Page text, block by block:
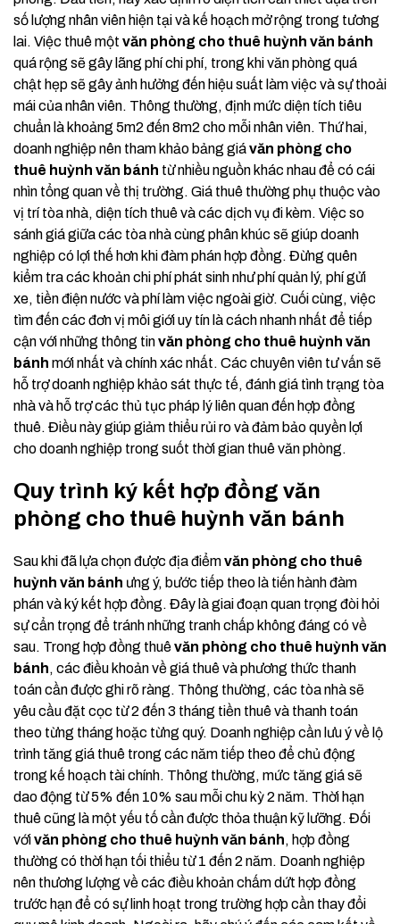
số lượng nhân viên hiện tại và kế hoạch mở rộng trong tương
lai. Việc thuê một văn phòng cho thuê huỳnh văn bánh
quá rộng sẽ gây lãng phí chi phí, trong khi văn phòng quá
chật hẹp sẽ gây ảnh hưởng đến hiệu suất làm việc và sự thoải
mái của nhân viên. Thông thường, định mức diện tích tiêu
chuẩn là khoảng 5m2 đến 8m2 cho mỗi nhân viên. Thứ hai,
doanh nghiệp nên tham khảo bảng giávăn phòng cho
thuê huỳnh văn bánh từ nhiều nguồn khác nhau để có cái
nhìn tổng quan về thị trường. Giá thuê thường phụ thuộc vào
vị trí tòa nhà, diện tích thuê và các dịch vụ đi kèm. Việc so
sánh giá giữa các tòa nhà cùng phân khúc sẽ giúp doanh
nghiệp có lợi thế hơn khi đàm phán hợp đồng. Đừng quên
kiểm tra các khoản chi phí phát sinh như phí quản lý, phí gửi
xe, tiền điện nước và phí làm việc ngoài giờ. Cuối cùng, việc
tìm đến các đơn vị môi giới uy tín là cách nhanh nhất để tiếp
cận với những thông tinvăn phòng cho thuê huỳnh văn
bánh mới nhất và chính xác nhất. Các chuyên viên tư vấn sẽ
hỗ trợ doanh nghiệp khảo sát thực tế, đánh giá tình trạng tòa
nhà và hỗ trợ các thủ tục pháp lý liên quan đến hợp đồng
thuê. Điều này giúp giảm thiểu rủi ro và đảm bảo quyền lợi
cho doanh nghiệp trong suốt thời gian thuê văn phòng.
Quy trình ký kết hợp đồng văn
phòng cho thuê huỳnh văn bánh
Sau khi đã lựa chọn được địa điểmvăn phòng cho thuê
huỳnh văn bánh ưng ý, bước tiếp theo là tiến hành đàm
phán và ký kết hợp đồng. Đây là giai đoạn quan trọng đòi hỏi
sự cẩn trọng để tránh những tranh chấp không đáng có về
sau. Trong hợp đồng thuêvăn phòng cho thuê huỳnh văn
bánh, các điều khoản về giá thuê và phương thức thanh
toán cần được ghi rõ ràng. Thông thường, các tòa nhà sẽ
yêu cầu đặt cọc từ 2 đến 3 tháng tiền thuê và thanh toán
theo từng tháng hoặc từng quý. Doanh nghiệp cần lưu ý về lộ
trình tăng giá thuê trong các năm tiếp theo để chủ động
trong kế hoạch tài chính. Thông thường, mức tăng giá sẽ
dao động từ 5% đến 10% sau mỗi chu kỳ 2 năm. Thời hạn
thuê cũng là một yếu tố cần được thỏa thuận kỹ lưỡng. Đối
vớivăn phòng cho thuê huỳnh văn bánh, hợp đồng
thường có thời hạn tối thiểu từ 1 đến 2 năm. Doanh nghiệp
nên thương lượng về các điều khoản chấm dứt hợp đồng
trước hạn để có sự linh hoạt trong trường hợp cần thay đổi